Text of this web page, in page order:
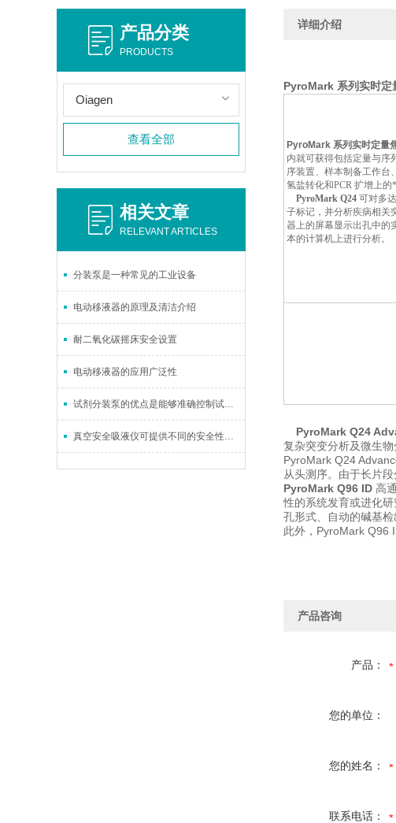
产品分类
PRODUCTS
Oiagen
查看全部
相关文章
RELEVANT ARTICLES
分装泵是一种常见的工业设备
电动移液器的原理及清洁介绍
耐二氧化碳摇床安全设置
电动移液器的应用广泛性
试剂分装泵的优点是能够准确控制试剂的分装量
真空安全吸液仪可提供不同的安全性等级
详细介绍
PyroMark 系列实时定
PyroMark 系列实时定量
内就可获得包括定量与序
序装置、样本制备工作台
氢盐转化和PCR 扩增上的
PyroMark Q24 可对多
子标记，并分析疾病相关
器上的屏幕显示出孔中的
本的计算机上进行分析。
PyroMark Q24
复杂突变分析及微生
PyroMark Q24
从头测序。由于长片
PyroMark Q96 ID 高
性的系统发育或进化
孔形式、自动的碱基
此外，PyroMark Q96
产品咨询
产品：
您的单位：
您的姓名：
联系电话：